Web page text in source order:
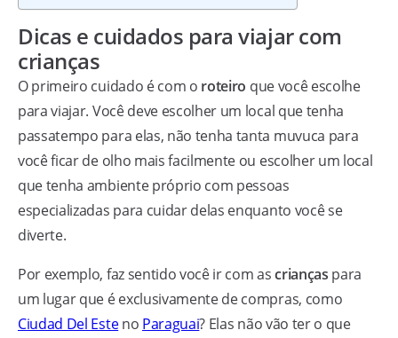
Dicas e cuidados para viajar com
crianças
O primeiro cuidado é com o roteiro que você escolhe
para viajar. Você deve escolher um local que tenha
passatempo para elas, não tenha tanta muvuca para
você ficar de olho mais facilmente ou escolher um local
que tenha ambiente próprio com pessoas
especializadas para cuidar delas enquanto você se
diverte.
Por exemplo, faz sentido você ir com ascrianças para
um lugar que é exclusivamente de compras, como
Ciudad Del Esteno Paraguai? Elas não vão ter o que